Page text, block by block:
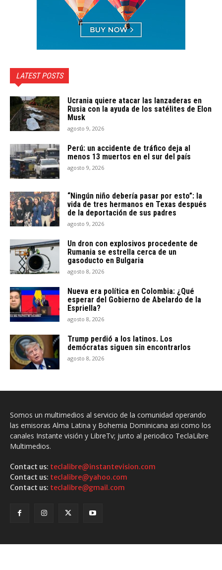
LATEST POSTS
Ucrania quiere atacar las lanzaderas en
Rusia con la ayuda de los satélites de Elon
Musk
agosto 9, 2026
Perú: un accidente de tráfico deja al
menos 13 muertos en el sur del país
agosto 9, 2026
“Ningún niño debería pasar por esto”: la
vida de tres hermanos en Texas después
de la deportación de sus padres
agosto 9, 2026
Un dron con explosivos procedente de
Rumania se estrella cerca de un
gasoducto en Bulgaria
agosto 8, 2026
Nueva era política en Colombia: ¿Qué
esperar del Gobierno de Abelardo de la
Espriella?
agosto 8, 2026
Trump perdió a los latinos. Los
demócratas siguen sin encontrarlos
agosto 8, 2026
Somos un multimedios al servicio de la comunidad operando
las emisoras Alma Latina y Bohemia Dominicana asi como los
canales Instante visión y LibreTv; junto al periodico TeclaLibre
Multimedios.
Contact us: teclalibre@instantevision.com
Contact us: teclalibre@yahoo.com
Contact us: teclalibre@gmail.com